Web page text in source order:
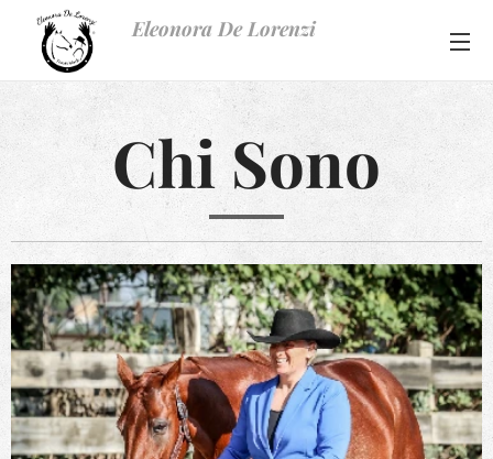
Eleonora De Lorenzi
Chi Sono